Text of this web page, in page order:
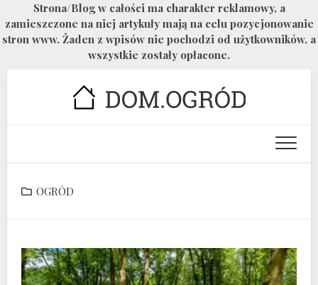
Strona/Blog w całości ma charakter reklamowy, a
zamieszczone na niej artykuły mają na celu pozycjonowanie
stron www. Żaden z wpisów nie pochodzi od użytkowników, a
wszystkie zostały opłacone.
OGRÓD